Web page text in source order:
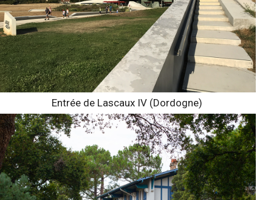
Entrée de Lascaux IV (Dordogne)